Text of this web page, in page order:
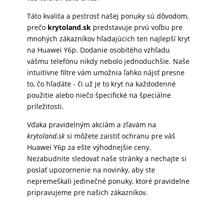
Táto kvalita a pestrosť našej ponuky sú dôvodom,
prečo krytoland.skpredstavuje prvú voľbu pre
mnohých zákazníkov hľadajúcich ten najlepší kryt
na Huawei Y6p. Dodanie osobitého vzhľadu
vášmu telefónu nikdy nebolo jednoduchšie. Naše
intuitívne filtre vám umožnia ľahko nájsť presne
to, čo hľadáte - či už je to kryt na každodenné
použitie alebo niečo špecifické na špeciálne
príležitosti.
Vďaka pravidelným akciám a zľavám na
krytoland.sksi môžete zaistiť ochranu pre váš
Huawei Y6p za ešte výhodnejšie ceny.
Nezabudnite sledovať naše stránky a nechajte si
poslať upozornenie na novinky, aby ste
nepremeškali jedinečné ponuky, ktoré pravidelne
pripravujeme pre našich zákazníkov.